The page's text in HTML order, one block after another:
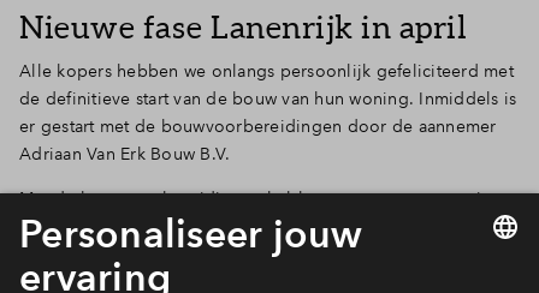
Nieuwe fase Lanenrijk in april
Alle kopers hebben we onlangs persoonlijk gefeliciteerd met
de definitieve start van de bouw van hun woning. Inmiddels is
er gestart met de bouwvoorbereidingen door de aannemer
Adriaan Van Erk Bouw B.V.
Met de bouwvoorbereidingen hebben we weer een mooie
stap gezet in de realisatie van Weespersluis. De volgende fase
van Lanenrijk start in april wanneer 73 bijzondere Herenhuizen
en 2 onder 1 kapwoningen in verkoop gaan.